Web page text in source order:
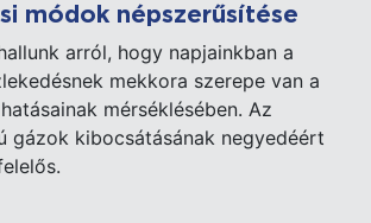
módok népszerűsítése
arról, hogy napjainkban a
mekkora szerepe van a
mérséklésében. Az
gázok kibocsátásának negyedéért